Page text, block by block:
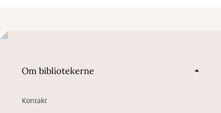
Om bibliotekerne
Kontakt